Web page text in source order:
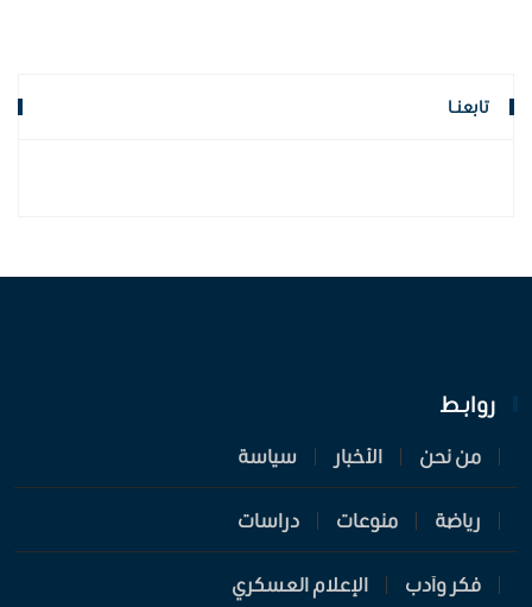
تابعنـا
روابـط
من نحن الأخبار سياسة
رياضة منوعات دراسات
فكر وأدب الإعلام العسكري